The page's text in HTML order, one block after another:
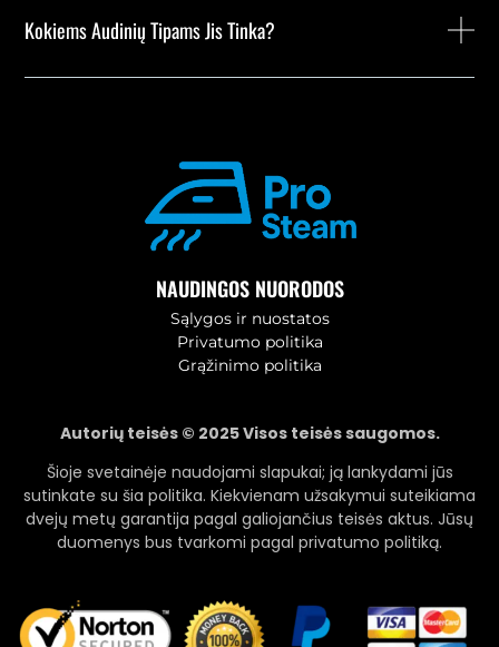
Kokiems Audinių Tipams Jis Tinka?
NAUDINGOS NUORODOS
Sąlygos ir nuostatos
Privatumo politika
Grąžinimo politika
Autorių teisės © 2025 Visos teisės saugomos.
Šioje svetainėje naudojami slapukai; ją lankydami jūs
sutinkate su šia politika. Kiekvienam užsakymui suteikiama
dvejų metų garantija pagal galiojančius teisės aktus. Jūsų
duomenys bus tvarkomi pagal privatumo politiką.